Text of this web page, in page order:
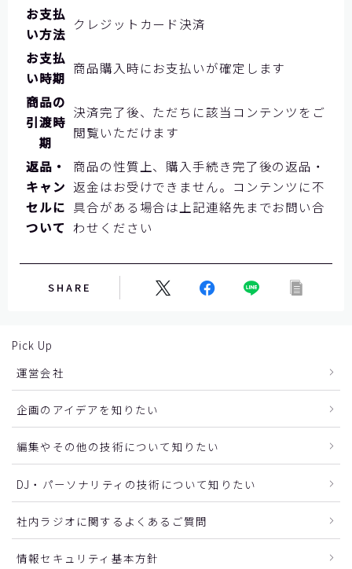
お支払
い方法
クレジットカード決済
お支払
い時期
商品購入時にお支払いが確定します
商品の
引渡時
期
決済完了後、ただちに該当コンテンツをご
閲覧いただけます
返品・
キャン
セルに
ついて
商品の性質上、購入手続き完了後の返品・
返金はお受けできません。コンテンツに不
具合がある場合は上記連絡先までお問い合
わせください
SHARE
Pick Up
運営会社
企画のアイデアを知りたい
編集やその他の技術について知りたい
DJ・パーソナリティの技術について知りたい
社内ラジオに関するよくあるご質問
情報セキュリティ基本方針